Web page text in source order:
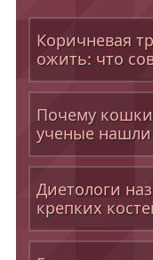
Коричневая
ожить: что
Почему
ученые
Диетологи
крепких